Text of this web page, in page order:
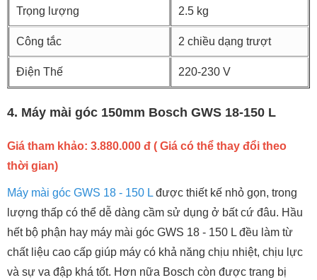
Trọng lượng 2.5 kg
Công tắc 2 chiều dạng trượt
Điện Thế 220-230 V
4. Máy mài góc 150mm Bosch GWS 18-150 L
Giá tham khảo: 3.880.000 đ ( Giá có thể thay đổi theo
thời gian)
Máy mài góc GWS 18 - 150 L được thiết kế nhỏ gọn, trong
lượng thấp có thể dễ dàng cầm sử dụng ở bất cứ đâu. Hầu
hết bộ phận hay máy mài góc GWS 18 - 150 L đều làm từ
chất liệu cao cấp giúp máy có khả năng chịu nhiệt, chịu lực
và sự va đập khá tốt. Hơn nữa Bosch còn được trang bị